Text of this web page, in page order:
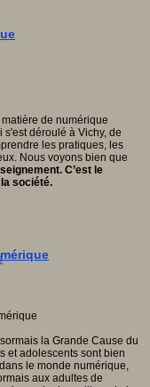
de numérique
déroulé à Vichy, de
les pratiques, les
Nous voyons bien que
C’est le
société.
la Grande Cause du
et adolescents sont bien
le monde numérique,
aux adultes de